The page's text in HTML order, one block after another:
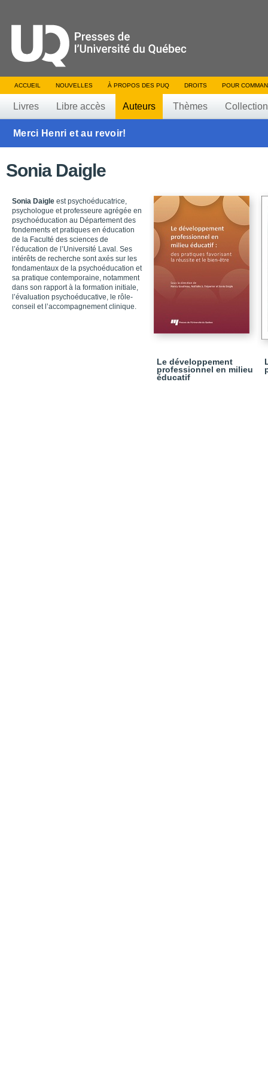
ACCUEIL NOUVELLES À PROPOS DES PUQ DROITS POUR
Livres Libre accès Auteurs Thèmes
Merci Henri et au revoir!
Sonia Daigle
Sonia Daigle est psychoéducatrice,
psychologue et professeure agrégée en
psychoéducation au Département des
fondements et pratiques en éducation
de la Faculté des sciences de
l’éducation de l’Université Laval. Ses
intérêts de recherche sont axés sur les
fondamentaux de la psychoéducation et
sa pratique contemporaine, notamment
dans son rapport à la formation initiale,
l’évaluation psychoéducative, le rôle-
conseil et l’accompagnement clinique.
Le développement
professionnel en milieu
éducatif